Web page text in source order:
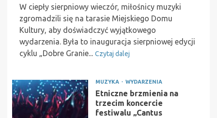
W ciepły sierpniowy wieczór, miłośnicy muzyki
zgromadzili się na tarasie Miejskiego Domu
Kultury, aby doświadczyć wyjątkowego
wydarzenia. Była to inauguracja sierpniowej edycji
cyklu „Dobre Granie... Czytaj dalej
MUZYKA WYDARZENIA
Etniczne brzmienia na
trzecim koncercie
festiwalu „Cantus